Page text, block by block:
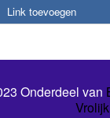
Link toevoegen
Onderdeel van